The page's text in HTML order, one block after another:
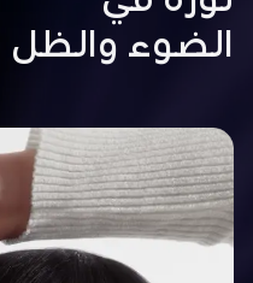
الضوء والظل